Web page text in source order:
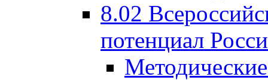
8.02
потенциал